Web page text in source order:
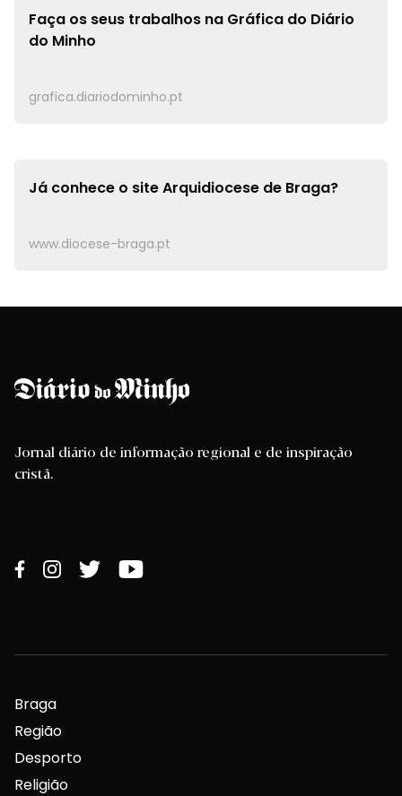
Faça os seus trabalhos na Gráfica do Diário
do Minho
grafica.diariodominho.pt
Já conhece o siteArquidiocese de Braga?
www.diocese-braga.pt
Jornal diário de informação regional e de inspiração
cristã.
Braga
Região
Desporto
Religião